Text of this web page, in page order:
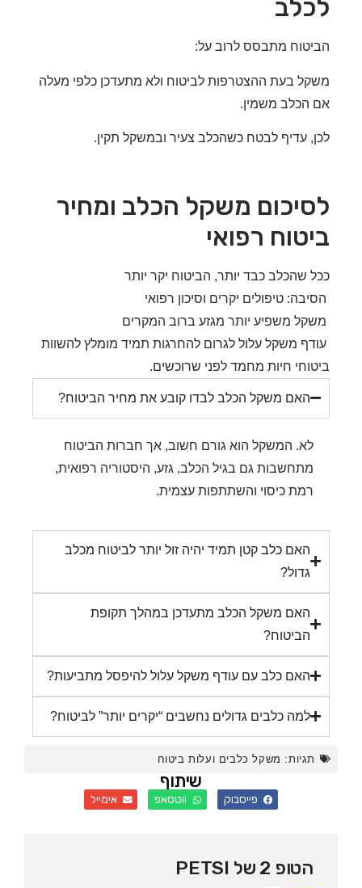
מתבסס לרוב על:
בעת ההצטרפות לביטוח ולא מתעדכן כלפי מעלה
משמין.
עדיף לבטח כשהכלב צעיר ובמשקל תקין.
משקל הכלב ומחיר
רפואי
שהכלב כבד יותר, הביטוח יקר יותר
טיפולים יקרים וסיכון רפואי
משפיע יותר מגזע ברוב המקרים
משקל עלול לגרום להחרגות תמיד מומלץ להשוות
חיות מחמד לפני שרוכשים.
האם משקל הכלב לבדו קובע את מחיר הביטוח?
לא. המשקל הוא גורם חשוב, אך חברות הביטוח
מתחשבות גם בגיל הכלב, גזע, היסטוריה רפואית,
רמת כיסוי והשתתפות עצמית.
האם כלב קטן תמיד יהיה זול יותר לביטוח מכלב
האם משקל הכלב מתעדכן במהלך תקופת
האם כלב עם עודף משקל עלול להיפסל מתביעות?
למה כלבים גדולים נחשבים “יקרים יותר” לביטוח?
משקל כלבים ועלות ביטוח
ווטסאפ אימייל